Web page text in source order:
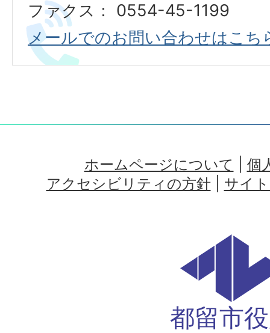
ファクス： 0554-45-1199
メールでのお問い合わせはこち
ホームページについて
個
アクセシビリティの方針| サイ
都留市